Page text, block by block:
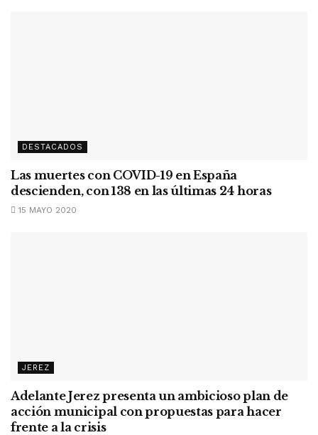
DESTACADOS
Las muertes con COVID-19 en España
descienden, con 138 en las últimas 24 horas
15 MAYO 2020
JEREZ
Adelante Jerez presenta un ambicioso plan de
acción municipal con propuestas para hacer
frente a la crisis